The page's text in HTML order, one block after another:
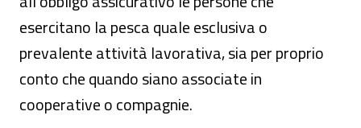
esercitano la pesca quale esclusiva o
prevalente attività lavorativa, sia per proprio
conto che quando siano associate in
cooperative o compagnie.